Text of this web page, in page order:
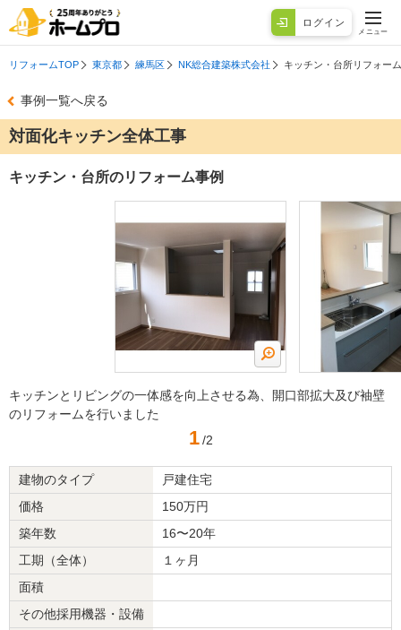
ログイン
メニュー
リフォームTOP 東京都 練馬区 NK総合建築株式会社 キッチン・台所リフォー
事例一覧へ戻る
対面化キッチン全体工事
キッチン・台所のリフォーム事例
キッチンとリビングの一体感を向上させる為、開口部拡大及び袖壁
のリフォームを行いました
1 /2
建物のタイプ
戸建住宅
価格
150万円
築年数
16〜20年
工期（全体）
１ヶ月
面積
その他採用機器・設備